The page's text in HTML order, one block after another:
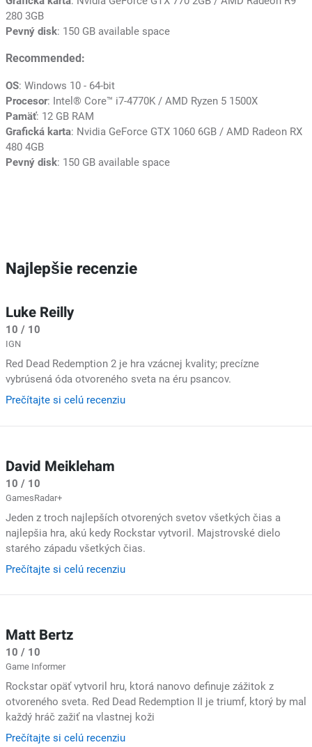
280 3GB
Pevný disk: 150 GB available space
Recommended:
OS: Windows 10 - 64-bit
Procesor: Intel® Core™ i7-4770K / AMD Ryzen 5 1500X
Pamäť: 12 GB RAM
Grafická karta: Nvidia GeForce GTX 1060 6GB / AMD Radeon RX
480 4GB
Pevný disk: 150 GB available space
Najlepšie recenzie
Luke Reilly
10 / 10
IGN
Red Dead Redemption 2 je hra vzácnej kvality; precízne
vybrúsená óda otvoreného sveta na éru psancov.
Prečítajte si celú recenziu
David Meikleham
10 / 10
GamesRadar+
Jeden z troch najlepších otvorených svetov všetkých čias a
najlepšia hra, akú kedy Rockstar vytvoril. Majstrovské dielo
starého západu všetkých čias.
Prečítajte si celú recenziu
Matt Bertz
10 / 10
Game Informer
Rockstar opäť vytvoril hru, ktorá nanovo definuje zážitok z
otvoreného sveta. Red Dead Redemption II je triumf, ktorý by mal
každý hráč zažiť na vlastnej koži
Prečítajte si celú recenziu